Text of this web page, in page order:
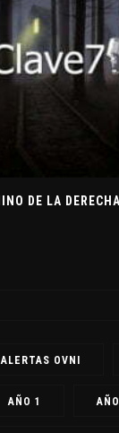
ALERTAS OVNI
AÑO 1